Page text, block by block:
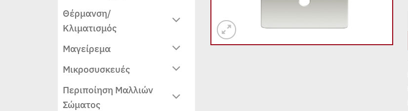
Θέρμανση/
Κλιματισμός
Μαγείρεμα
Μικροσυσκευές
Περιποίηση Μαλλιών
Σώματος